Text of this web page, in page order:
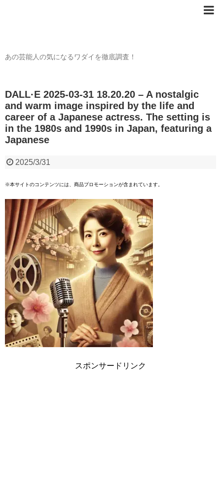
あの芸能人の気になるワダイを徹底調査！
DALL·E 2025-03-31 18.20.20 – A nostalgic
and warm image inspired by the life and
career of a Japanese actress. The setting is
in the 1980s and 1990s in Japan, featuring a
Japanese
2025/3/31
※本サイトのコンテンツには、商品プロモーションが含まれています。
スポンサードリンク